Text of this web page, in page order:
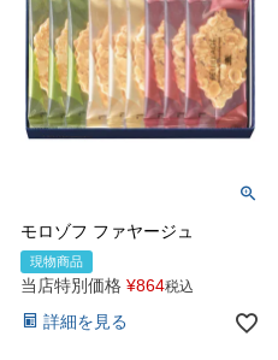
モロゾフ ファヤージュ
現物商品
当店特別価格 ¥864税込
詳細を見る